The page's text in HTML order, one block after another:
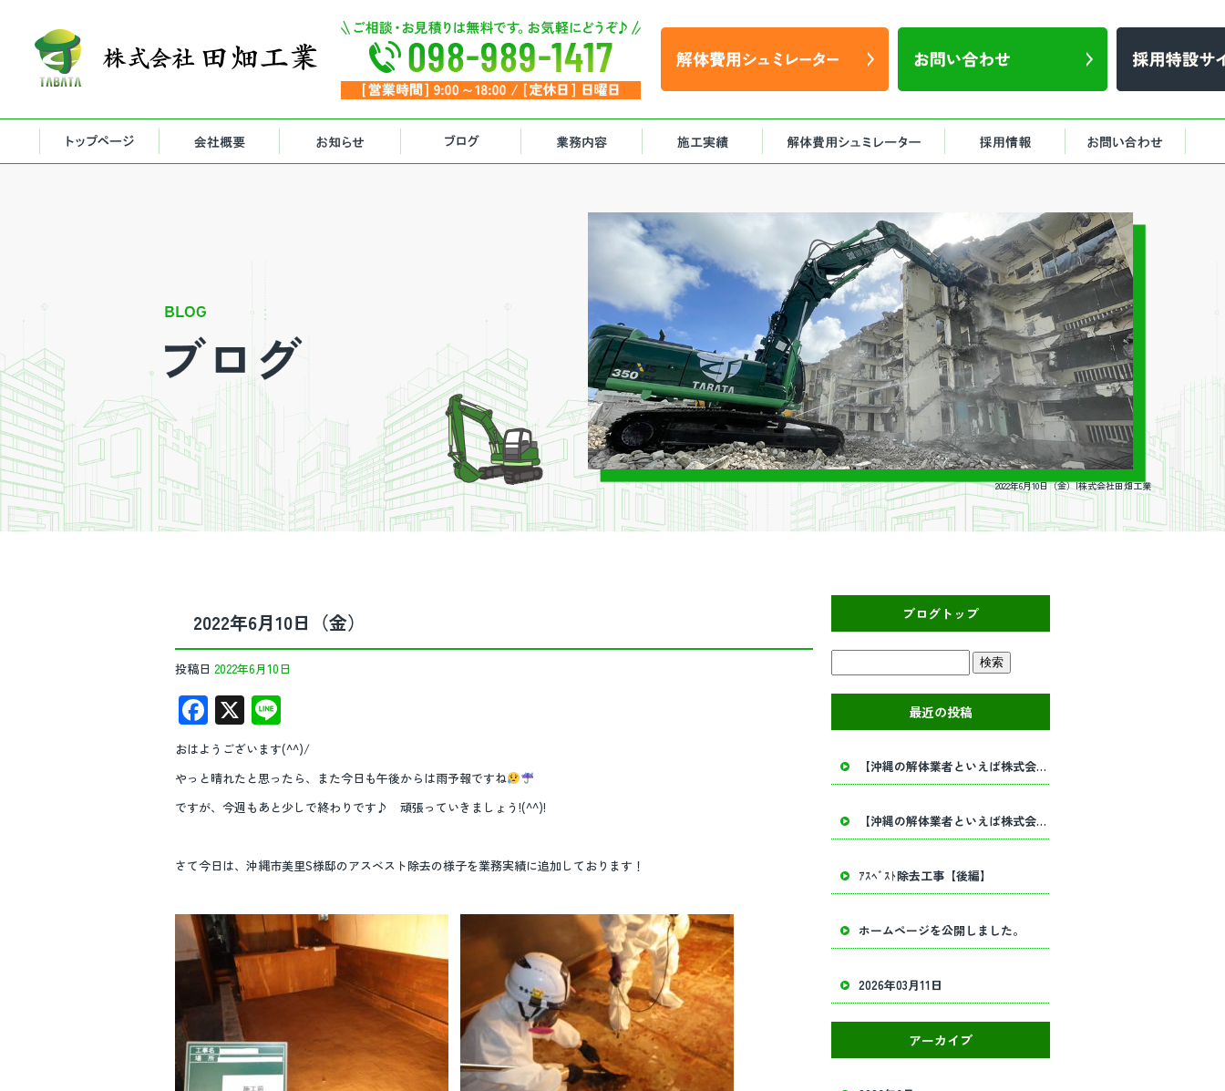
2022年6月10日（金）|株式会社田畑工業
2022年6月10日（金）
投稿日 2022年6月10日
F
ac
e
b
o
o
k
X
n
e
おはようございます(^^)/
やっと晴れたと思ったら、また今日も午後からは雨予報ですね
ですが、今週もあと少しで終わりです♪ 頑張っていきましょう!(^^)!
さて今日は、沖縄市美里S様邸のアスベスト除去の様子を業務実績に追加しております！
ブログトップ
最近の投稿
【沖縄の解体業者といえば株式会社田畑工業】内部解体工事・建物解体工事の事ならお任せください！
【沖縄の解体業者といえば株式会社田畑工業】内部解体工事・建物解体工事の事ならお任せください！
ｱｽﾍﾞｽﾄ除去工事【後編】
ホームページを公開しました。
2026年03月11日
アーカイブ